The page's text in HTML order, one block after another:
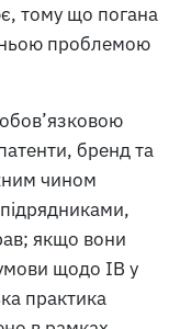
тому що погана
проблемою
бренд та
чином
якщо вони
щодо ІВ у
практика